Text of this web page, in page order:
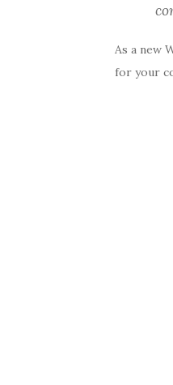
As a new
for your